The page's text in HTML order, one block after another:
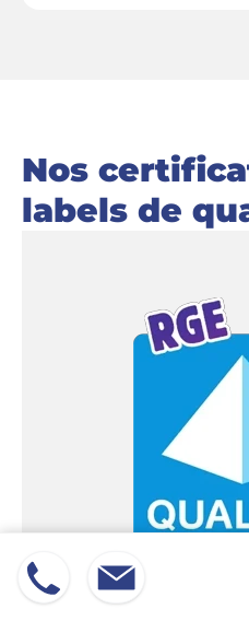
01 45 8* ** **
Nos
labels de